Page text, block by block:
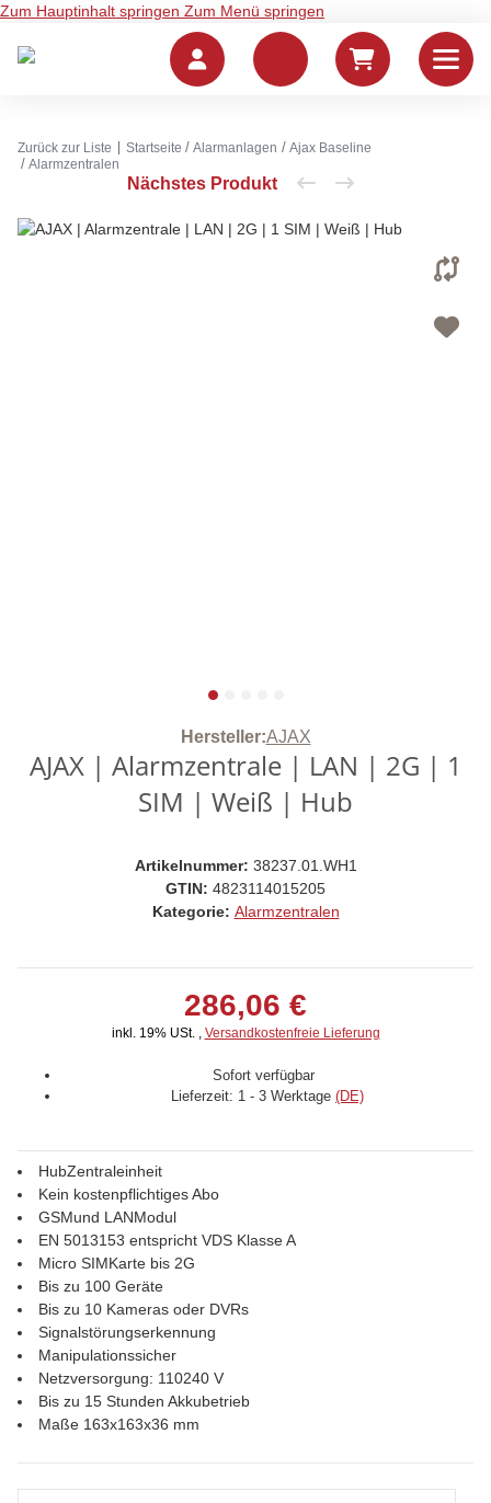
Zum Hauptinhalt springen Zum Menü springen
Zurück zur Liste Startseite Alarmanlagen
Ajax Baseline
Alarmzentralen
Hersteller:AJAX
AJAX | Alarmzentrale | LAN | 2G | 1
SIM | Weiß | Hub
Artikelnummer: 38237.01.WH1
GTIN: 4823114015205
Kategorie: Alarmzentralen
286,06 €
inkl. 19% USt. , Versandkostenfreie Lieferung
Sofort verfügbar
Lieferzeit: 1 - 3 Werktage (DE)
HubZentraleinheit
Kein kostenpflichtiges Abo
GSMund LANModul
EN 5013153 entspricht VDS Klasse A
Micro SIMKarte bis 2G
Bis zu 100 Geräte
Bis zu 10 Kameras oder DVRs
Signalstörungserkennung
Manipulationssicher
Netzversorgung: 110240 V
Bis zu 15 Stunden Akkubetrieb
Maße 163x163x36 mm